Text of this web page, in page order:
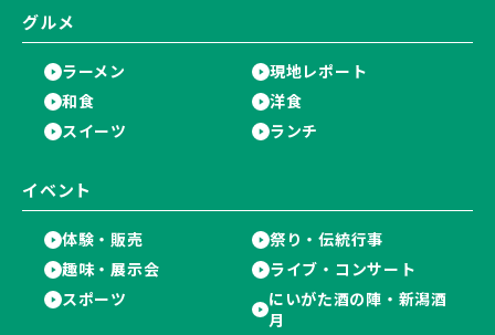
グルメ
ラーメン
現地レポート
和食
洋食
スイーツ
ランチ
イベント
体験・販売
祭り・伝統行事
趣味・展示会
ライブ・コンサート
スポーツ
にいがた酒の陣・新潟酒
月